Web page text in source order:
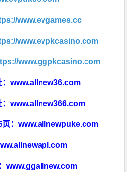
www.evgames.cc
www.evpkcasino.com
www.ggpkcasino.com
：www.allnew36.com
：www.allnew366.com
页：www.allnewpuke.com
www.ggallnew.com